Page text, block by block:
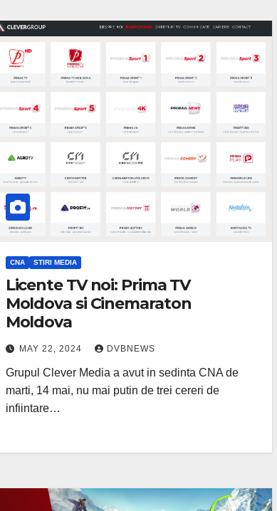
CNA STIRI MEDIA
Licente TV noi: Prima TV
Moldova si Cinemaraton
Moldova
MAY 22, 2024 DVBNEWS
Grupul Clever Media a avut in sedinta CNA de
marti, 14 mai, nu mai putin de trei cereri de
infiintare…